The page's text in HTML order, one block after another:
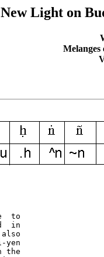
New Light on
Melanges